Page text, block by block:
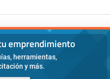
emprendimiento
herramientas,
y más.